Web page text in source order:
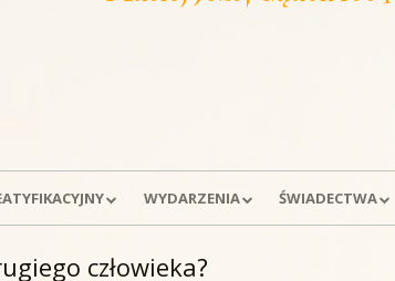
WYDARZENIA ŚWIADECTWA
człowieka?